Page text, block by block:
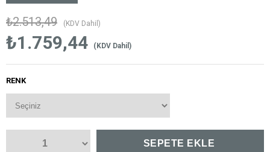
₺2.513,49 (KDV Dahil)
₺1.759,44 (KDV Dahil)
RENK